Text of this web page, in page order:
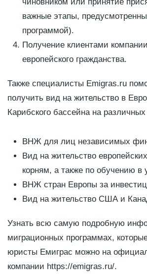
важные этапы,
программой).
Получение клиентами
европейского гражданства.
Также специалисты Emigras.ru
получить вид на жительство в
Карибского бассейна на
ВНЖ для лиц независимых
Вид на жительство
корням, а также по обучению в
ВНЖ стран Европы за
Вид на жительство США и
Узнать всю самую подробную
миграционных программах,
юристы Емиграс можно на
компании https://emigras.ru/.